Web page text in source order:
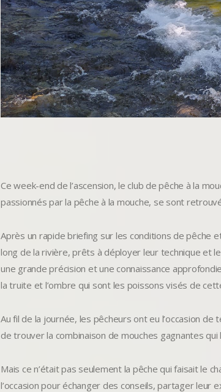
Ce week-end de l’ascension, le club de pêche à la
passionnés par la pêche à la mouche, se sont
Après un rapide briefing sur les conditions de pêche
long de la rivière, prêts à déployer leur technique et
une grande précision et une connaissance
la truite et l’ombre qui sont les poissons visés de
Au fil de la journée, les pêcheurs ont eu l’occasion
de trouver la combinaison de mouches gagnantes
Mais ce n’était pas seulement la pêche qui faisait le
l’occasion pour échanger des conseils, partager